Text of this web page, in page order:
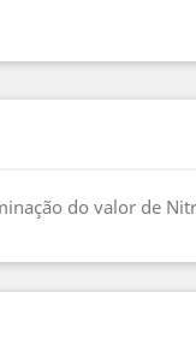
do valor de